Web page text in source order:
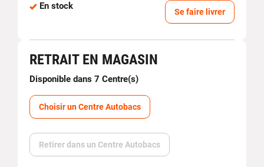
En stock
Se faire livrer
RETRAIT EN MAGASIN
Disponible dans 7 Centre(s)
Choisir un Centre Autobacs
Retirer dans un Centre Autobacs